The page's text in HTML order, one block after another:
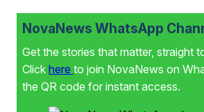
NovaNews WhatsApp
Get the stories that matter, straight
Click here to join NovaNews on
the QR code for instant access.